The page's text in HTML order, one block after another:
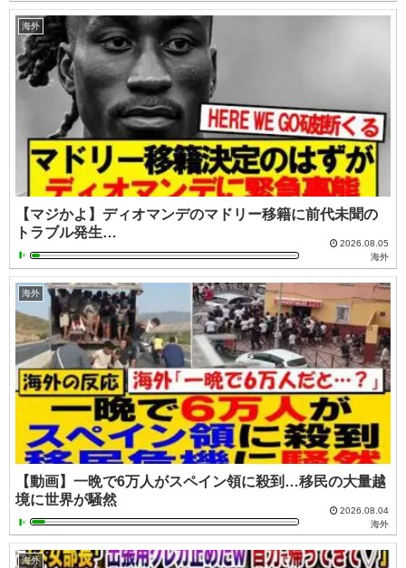
海外
【マジかよ】ディオマンデのマドリー移籍に前代未聞の
トラブル発生…
2026.08.05
海外
海外
【動画】一晩で6万人がスペイン領に殺到…移民の大量越
境に世界が騒然
2026.08.04
海外
海外